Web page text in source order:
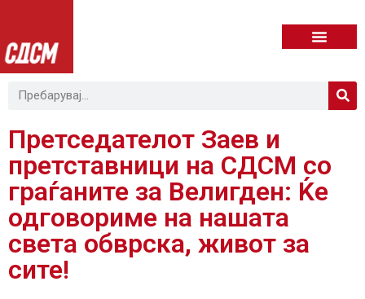
Претседателот Заев и
претставници на СДСМ со
граѓаните за Велигден: Ќе
одговориме на нашата
света обврска, живот за
сите!